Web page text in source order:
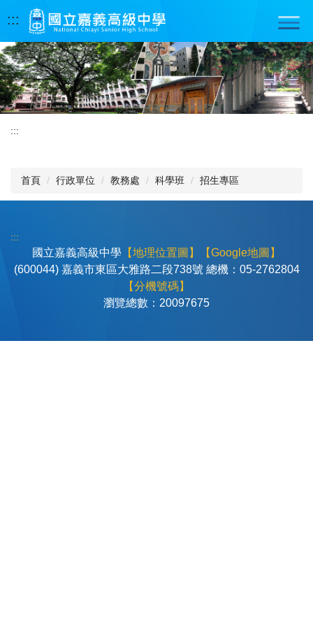
到
要
內
容
區
:::
:::
首頁 行政單位 教務處 科學班 招生專區
:::
國立嘉義高級中學 【地理位置圖】
【Google地圖】
(600044) 嘉義市東區大雅路二段738號 總機：05-2762804
【分機號碼】
瀏覽總數： 20097675